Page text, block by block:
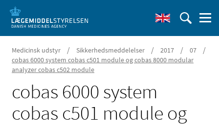
Medicinsk udstyr / Sikkerhedsmeddelelser / 2017 / 07 /
cobas 6000 system cobas c501 module og cobas 8000 modular
analyzer cobas c502 module
cobas 6000 system
cobas c501 module og